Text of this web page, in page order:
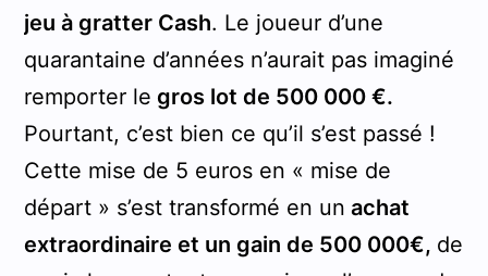
jeu à gratter Cash. Le joueur d’une
quarantaine d’années n’aurait pas imaginé
remporter le gros lot de 500 000 €.
Pourtant, c’est bien ce qu’il s’est passé !
Cette mise de 5 euros en « mise de
départ » s’est transformé en un achat
extraordinaire et un gain de 500 000€, de